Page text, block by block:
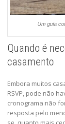
Um guia
Quando é
casamento
Embora muitos
RSVP, pode não
cronograma não
resposta pelo